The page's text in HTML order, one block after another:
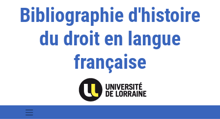
Bibliographie d'histoire
du droit en langue
française